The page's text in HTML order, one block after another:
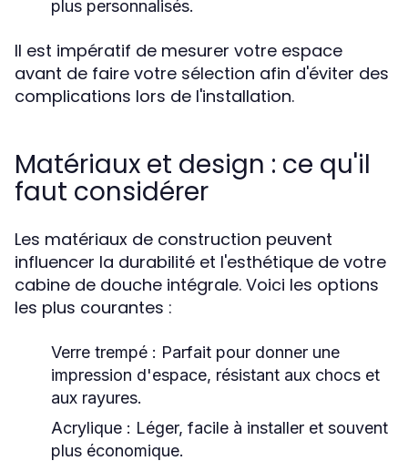
plus personnalisés.
Il est impératif de mesurer votre espace
avant de faire votre sélection afin d'éviter des
complications lors de l'installation.
Matériaux et design : ce qu'il
faut considérer
Les matériaux de construction peuvent
influencer la durabilité et l'esthétique de votre
cabine de douche intégrale. Voici les options
les plus courantes :
Verre trempé : Parfait pour donner une
impression d'espace, résistant aux chocs et
aux rayures.
Acrylique : Léger, facile à installer et souvent
plus économique.